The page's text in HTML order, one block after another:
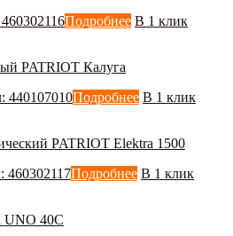
Подробнее В 1 клик
PATRIOT Калуга
440107010Подробнее В 1 клик
PATRIOT Elektra 1500
460302117Подробнее В 1 клик
UNO 40C